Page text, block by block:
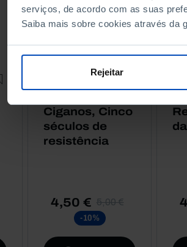
serviços, de acordo com as suas
Saiba mais sobre cookies através da
Rejeitar
RETRATOS
Ciganos, Cinco
séculos de
resistência
4,50 € 5,00 €
-10%